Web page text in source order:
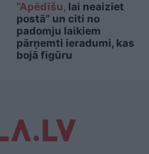
“Apēdīšu,lai neaiziet
postā” un citi no
padomju laikiem
pārņemti ieradumi, kas
bojā figūru